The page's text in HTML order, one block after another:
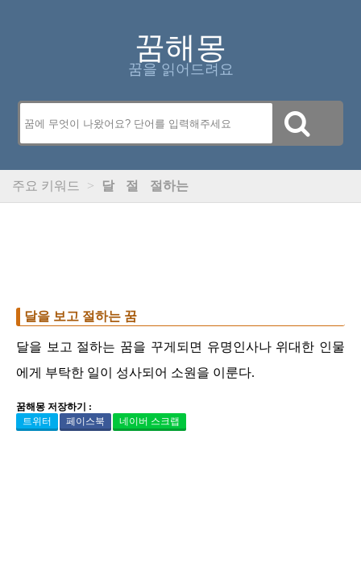
꿈해몽
꿈을 읽어드려요
주요 키워드 > 달 절 절하는
달을 보고 절하는 꿈
달을 보고 절하는 꿈을 꾸게되면 유명인사나 위대한 인물
에게 부탁한 일이 성사되어 소원을 이룬다.
꿈해몽 저장하기 :
트위터
페이스북 네이버 스크랩